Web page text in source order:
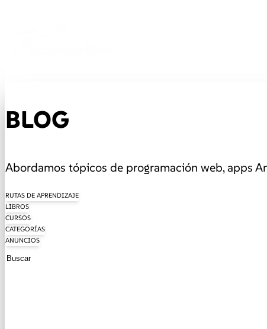
BLOG
Abordamos tópicos de programación web, apps
RUTAS DE APRENDIZAJE
LIBROS
CURSOS
CATEGORÍAS
ANUNCIOS